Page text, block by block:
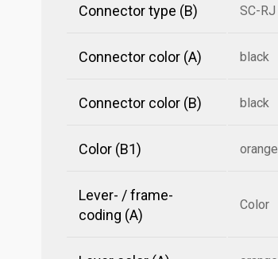
Connector type (B) SC-RJ
Connector color (A) black
Connector color (B) black
Color (B1) orange
Lever- / frame-
coding (A)
Color